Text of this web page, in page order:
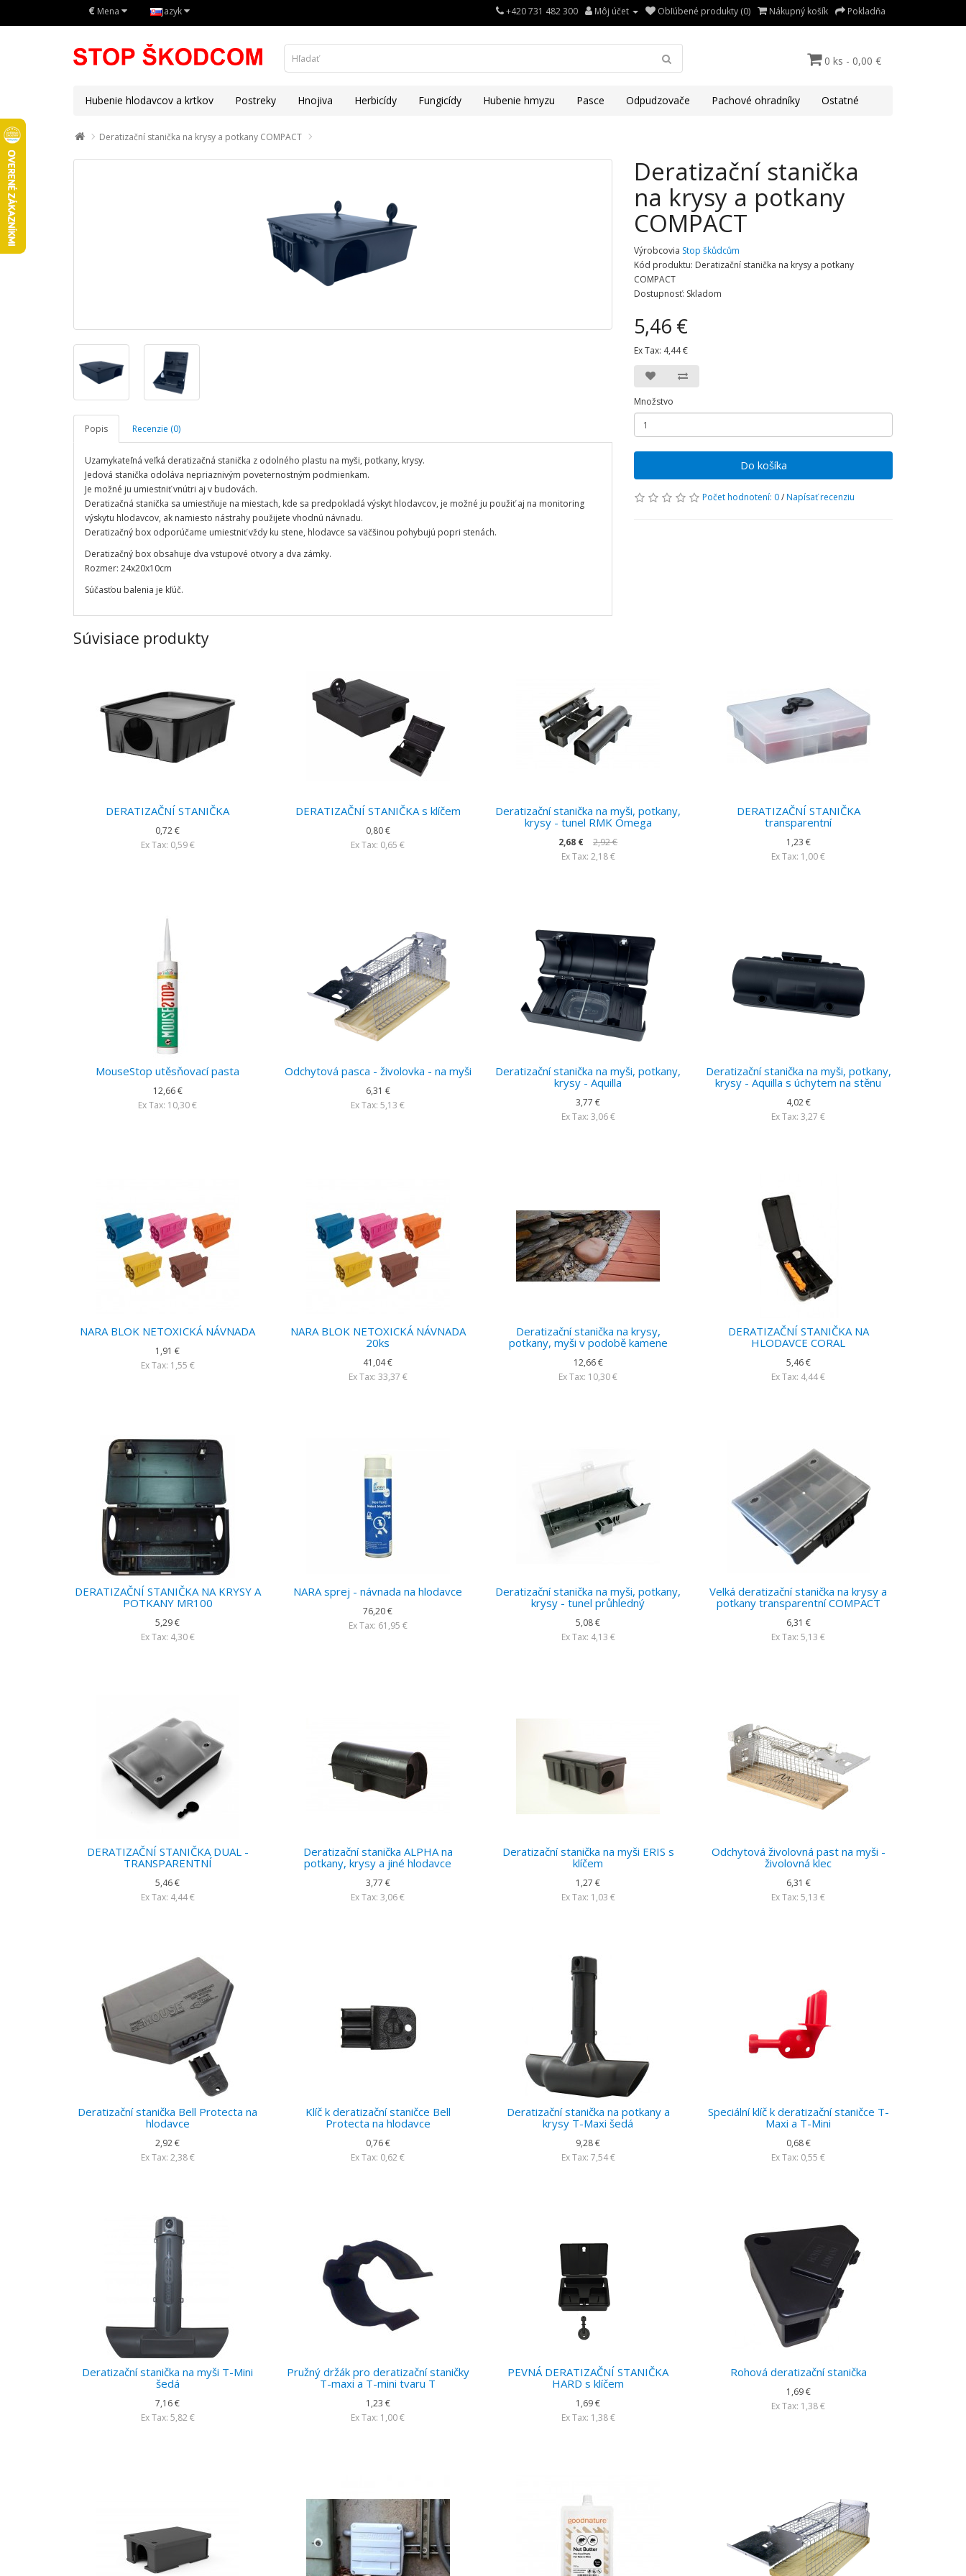
€ Mena Jazyk +420 731 482 300 Môj účet Obľúbené produkty (0) Nákupný košík Pokladňa
0 ks - 0,00 €
Hubenie hlodavcov a krtkov Postreky Hnojiva Herbicídy Fungicídy Hubenie hmyzu Pasce Odpudzovače Pachové ohradníky Ostatné
Deratizační stanička na krysy a potkany COMPACT
Popis Recenzie (0)
Uzamykateľná veľká deratizačná stanička z odolného plastu na myši, potkany, krysy.
Jedová stanička odoláva nepriaznivým poveternostným podmienkam.
Je možné ju umiestniť vnútri aj v budovách.
Deratizačná stanička sa umiestňuje na miestach, kde sa predpokladá výskyt hlodavcov, je možné ju použiť aj na monitoring
výskytu hlodavcov, ak namiesto nástrahy použijete vhodnú návnadu.
Deratizačný box odporúčame umiestniť vždy ku stene, hlodavce sa väčšinou pohybujú popri stenách.
Deratizačný box obsahuje dva vstupové otvory a dva zámky.
Rozmer: 24x20x10cm
Súčasťou balenia je kľúč.
Deratizační stanička
na krysy a potkany
COMPACT
Výrobcovia Stop škůdcům
Kód produktu: Deratizační stanička na krysy a potkany
COMPACT
Dostupnosť: Skladom
5,46 €
Ex Tax: 4,44 €
Množstvo
Do košíka
Počet hodnotení: 0/Napísať recenziu
Súvisiace produkty
DERATIZAČNÍ STANIČKA
0,72 €
Ex Tax: 0,59 €
DERATIZAČNÍ STANIČKA s klíčem
0,80 €
Ex Tax: 0,65 €
Deratizační stanička na myši, potkany,
krysy - tunel RMK Omega
2,68 €
2,92 €
Ex Tax: 2,18 €
DERATIZAČNÍ STANIČKA
transparentní
1,23 €
Ex Tax: 1,00 €
MouseStop utěsňovací pasta
12,66 €
Ex Tax: 10,30 €
Odchytová pasca - živolovka - na myši
6,31 €
Ex Tax: 5,13 €
Deratizační stanička na myši, potkany,
krysy - Aquilla
3,77 €
Ex Tax: 3,06 €
Deratizační stanička na myši, potkany,
krysy - Aquilla s úchytem na stěnu
4,02 €
Ex Tax: 3,27 €
NARA BLOK NETOXICKÁ NÁVNADA
1,91 €
Ex Tax: 1,55 €
NARA BLOK NETOXICKÁ NÁVNADA
20ks
41,04 €
Ex Tax: 33,37 €
Deratizační stanička na krysy,
potkany, myši v podobě kamene
12,66 €
Ex Tax: 10,30 €
DERATIZAČNÍ STANIČKA NA
HLODAVCE CORAL
5,46 €
Ex Tax: 4,44 €
DERATIZAČNÍ STANIČKA NA KRYSY A
POTKANY MR100
5,29 €
Ex Tax: 4,30 €
NARA sprej - návnada na hlodavce
76,20 €
Ex Tax: 61,95 €
Deratizační stanička na myši, potkany,
krysy - tunel průhledný
5,08 €
Ex Tax: 4,13 €
Velká deratizační stanička na krysy a
potkany transparentní COMPACT
6,31 €
Ex Tax: 5,13 €
DERATIZAČNÍ STANIČKA DUAL -
TRANSPARENTNÍ
5,46 €
Ex Tax: 4,44 €
Deratizační stanička ALPHA na
potkany, krysy a jiné hlodavce
3,77 €
Ex Tax: 3,06 €
Deratizační stanička na myši ERIS s
klíčem
1,27 €
Ex Tax: 1,03 €
Odchytová živolovná past na myši -
živolovná klec
6,31 €
Ex Tax: 5,13 €
Deratizační stanička Bell Protecta na
hlodavce
2,92 €
Ex Tax: 2,38 €
Klíč k deratizační staničce Bell
Protecta na hlodavce
0,76 €
Ex Tax: 0,62 €
Deratizační stanička na potkany a
krysy T-Maxi šedá
9,28 €
Ex Tax: 7,54 €
Speciální klíč k deratizační staničce T-
Maxi a T-Mini
0,68 €
Ex Tax: 0,55 €
Deratizační stanička na myši T-Mini
šedá
7,16 €
Ex Tax: 5,82 €
Pružný držák pro deratizační staničky
T-maxi a T-mini tvaru T
1,23 €
Ex Tax: 1,00 €
PEVNÁ DERATIZAČNÍ STANIČKA
HARD s klíčem
1,69 €
Ex Tax: 1,38 €
Rohová deratizační stanička
1,69 €
Ex Tax: 1,38 €